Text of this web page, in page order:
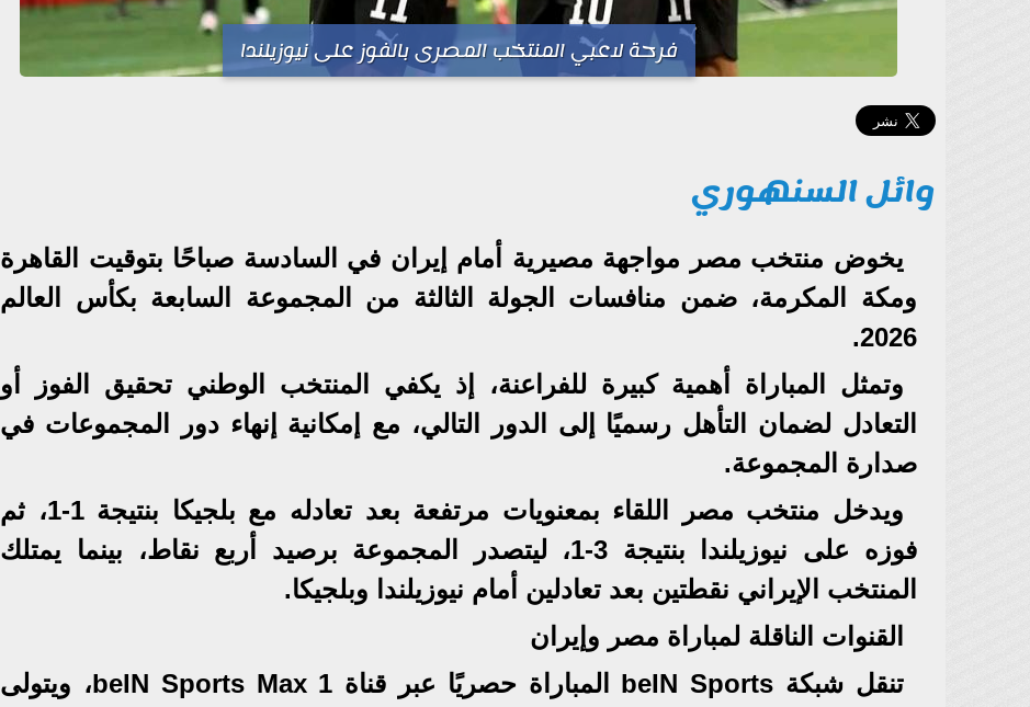
فرحة لاعبي المنتخب المصرى بالفوز على نيوزيلندا
وائل السنهوري
يخوض منتخب مصر مواجهة مصيرية أمام إيران في السادسة صباحًا بتوقيت القاهرة
ومكة المكرمة، ضمن منافسات الجولة الثالثة من المجموعة السابعة بكأس العالم
2026.
وتمثل المباراة أهمية كبيرة للفراعنة، إذ يكفي المنتخب الوطني تحقيق الفوز أو
التعادل لضمان التأهل رسميًا إلى الدور التالي، مع إمكانية إنهاء دور المجموعات في
صدارة المجموعة.
ويدخل منتخب مصر اللقاء بمعنويات مرتفعة بعد تعادله مع بلجيكا بنتيجة 1-1، ثم
فوزه على نيوزيلندا بنتيجة 3-1، ليتصدر المجموعة برصيد أربع نقاط، بينما يمتلك
المنتخب الإيراني نقطتين بعد تعادلين أمام نيوزيلندا وبلجيكا.
القنوات الناقلة لمباراة مصر وإيران
تنقل شبكة beIN Sports المباراة حصريًا عبر قناة beIN Sports Max 1، ويتولى